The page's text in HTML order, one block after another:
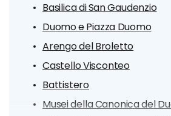
Basilica di San Gaudenzio
Duomo e Piazza Duomo
Arengo del Broletto
Castello Visconteo
Battistero
Musei della Canonica del